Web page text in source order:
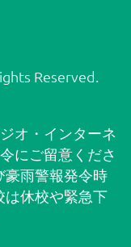
Reserved.
オ・インターネ
にご留意くださ
豪雨警報発令時
は休校や緊急下